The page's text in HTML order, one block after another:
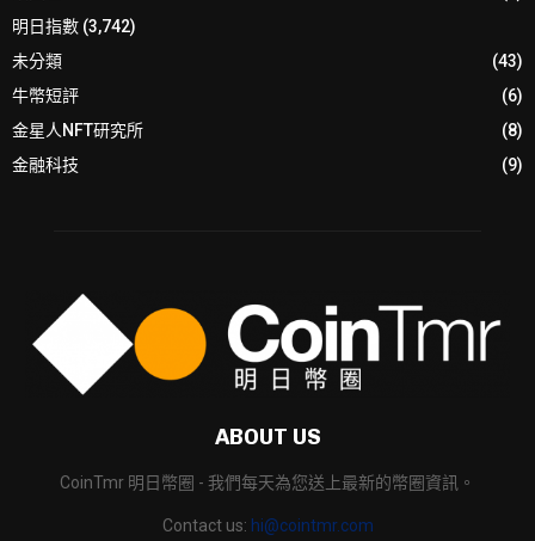
明日指數 (3,742)
未分類
(43)
牛幣短評
(6)
金星人NFT研究所
(8)
金融科技
(9)
ABOUT US
CoinTmr 明日幣圈 - 我們每天為您送上最新的幣圈資訊。
Contact us: hi@cointmr.com